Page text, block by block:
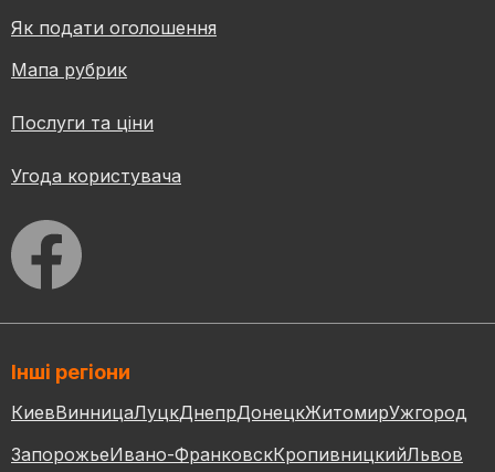
Як подати оголошення
Мапа рубрик
Послуги та ціни
Угода користувача
Інші регіони
КиевВинницаЛуцкДнепрДонецкЖитомирУжгород
ЗапорожьеИвано-ФранковскКропивницкийЛьвов